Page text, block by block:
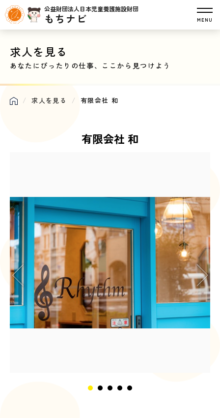
公益財団法人日本児童養護施設財団
もちナビ MENU
求人を見る
あなたにぴったりの仕事、ここから見つけよう
求人を見る 有限会社 和
有限会社 和